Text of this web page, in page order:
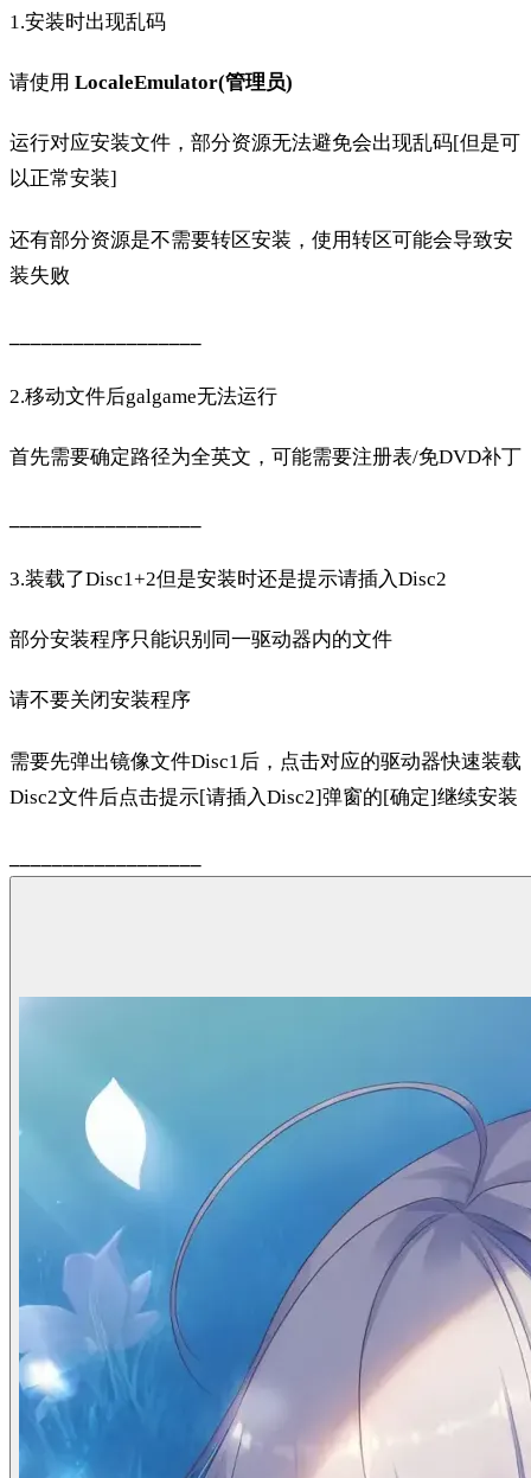
1.安装时出现乱码
请使用 LocaleEmulator(管理员)
运行对应安装文件，部分资源无法避免会出现乱码[但是可
以正常安装]
还有部分资源是不需要转区安装，使用转区可能会导致安
装失败
2.移动文件后galgame无法运行
首先需要确定路径为全英文，可能需要注册表/免DVD补丁
3.装载了Disc1+2但是安装时还是提示请插入Disc2
部分安装程序只能识别同一驱动器内的文件
请不要关闭安装程序
需要先弹出镜像文件Disc1后，点击对应的驱动器快速装载
Disc2文件后点击提示[请插入Disc2]弹窗的[确定]继续安装